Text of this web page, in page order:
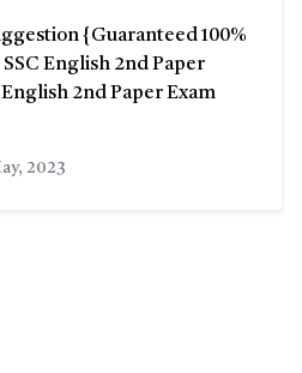
{Guaranteed 100%
English 2nd Paper
2nd Paper Exam
2023